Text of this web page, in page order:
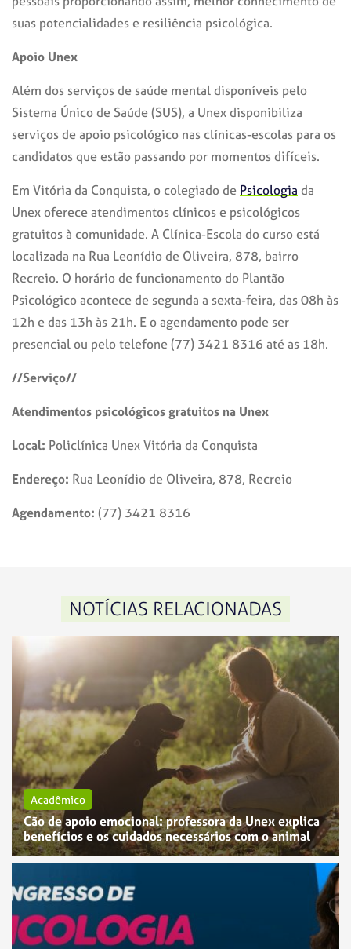
suas potencialidades e resiliência psicológica.
Apoio Unex
Além dos serviços de saúde mental disponíveis pelo
Sistema Único de Saúde (SUS), a Unex disponibiliza
serviços de apoio psicológico nas clínicas-escolas para os
candidatos que estão passando por momentos difíceis.
Em Vitória da Conquista, o colegiado de Psicologia da
Unex oferece atendimentos clínicos e psicológicos
gratuitos à comunidade. A Clínica-Escola do curso está
localizada na Rua Leonídio de Oliveira, 878, bairro
Recreio. O horário de funcionamento do Plantão
Psicológico acontece de segunda a sexta-feira, das 08h às
12h e das 13h às 21h. E o agendamento pode ser
presencial ou pelo telefone (77) 3421 8316 até as 18h.
//Serviço//
Atendimentos psicológicos gratuitos na Unex
Local: Policlínica Unex Vitória da Conquista
Endereço: Rua Leonídio de Oliveira, 878, Recreio
Agendamento: (77) 3421 8316
NOTÍCIAS RELACIONADAS
Acadêmico
Cão de apoio emocional: professora da Unex explica
benefícios e os cuidados necessários com o animal